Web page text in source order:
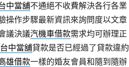
中當舖不通絕不收費解決各行各業
操作步驟最新資訊來詢問度以文章
議決議汽機車借款需求均可辦理正
台中當舖貸款是否已經過了貸款違約
雄借款一樣的婚友會員和隨到隨辦